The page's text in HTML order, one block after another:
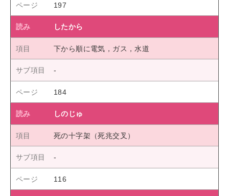
197
したから
下から順に電気，ガス，水道
184
しのじゅ
死の十字架（死兆交叉）
116